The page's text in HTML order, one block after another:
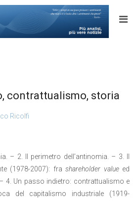
contrattualismo, storia
Ricolfi
– 2. Il perimetro dell’antinomia. – 3. Il
(1978-2007): fra shareholder valueed
4. Un passo indietro: contrattualismo e
del capitalismo industriale (1919-